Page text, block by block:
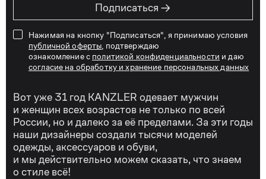
Подписаться →
Нажимая на кнопку "Подписаться", я принимаю условия
публичной оферты , подтверждаю
ознакомление с политикой конфиденциальности и даю
согласие на обработку и хранение персональных данных
Вот уже 31 год KANZLER одевает мужчин
и женщин всех возрастов не только по всей
России, но и далеко за её пределами. За эти годы
наши дизайнеры создали тысячи моделей
одежды, аксессуаров и обуви,
и мы действительно можем сказать, что знаем
о стиле всё!